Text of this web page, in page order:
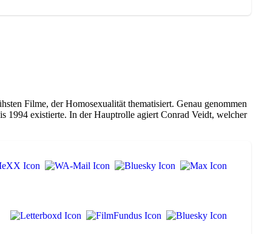
Filme, der Homosexualität thematisiert. Genau genommen
1994 existierte. In der Hauptrolle agiert Conrad Veidt, welcher